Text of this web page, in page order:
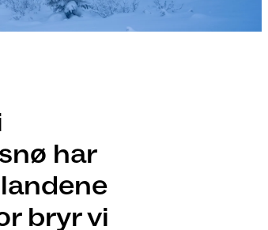
har
bryr vi